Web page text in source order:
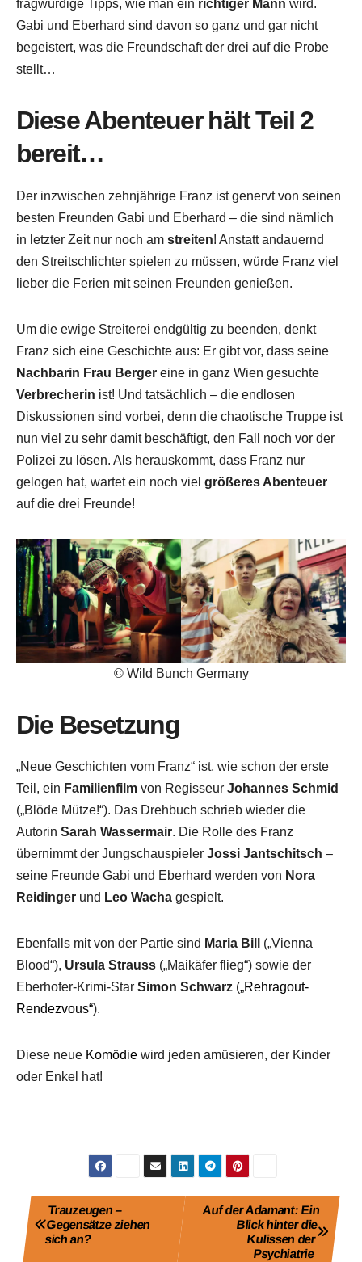
fragwürdige Tipps, wie man ein richtiger Mann wird.
Gabi und Eberhard sind davon so ganz und gar nicht
begeistert, was die Freundschaft der drei auf die Probe
stellt…
Diese Abenteuer hält Teil 2
bereit…
Der inzwischen zehnjährige Franz ist genervt von seinen
besten Freunden Gabi und Eberhard – die sind nämlich
in letzter Zeit nur noch am streiten! Anstatt andauernd
den Streitschlichter spielen zu müssen, würde Franz viel
lieber die Ferien mit seinen Freunden genießen.
Um die ewige Streiterei endgültig zu beenden, denkt
Franz sich eine Geschichte aus: Er gibt vor, dass seine
Nachbarin Frau Berger eine in ganz Wien gesuchte
Verbrecherin ist! Und tatsächlich – die endlosen
Diskussionen sind vorbei, denn die chaotische Truppe ist
nun viel zu sehr damit beschäftigt, den Fall noch vor der
Polizei zu lösen. Als herauskommt, dass Franz nur
gelogen hat, wartet ein noch viel größeres Abenteuer
auf die drei Freunde!
© Wild Bunch Germany
Die Besetzung
„Neue Geschichten vom Franz“ ist, wie schon der erste
Teil, ein Familienfilm von Regisseur Johannes Schmid
(„Blöde Mütze!“). Das Drehbuch schrieb wieder die
Autorin Sarah Wassermair. Die Rolle des Franz
übernimmt der Jungschauspieler Jossi Jantschitsch –
seine Freunde Gabi und Eberhard werden von Nora
Reidinger und Leo Wacha gespielt.
Ebenfalls mit von der Partie sind Maria Bill („Vienna
Blood“), Ursula Strauss („Maikäfer flieg“) sowie der
Eberhofer-Krimi-Star Simon Schwarz („Rehragout-
Rendezvous“).
Diese neue Komödie wird jeden amüsieren, der Kinder
oder Enkel hat!
BeitragsnavigationAuf der Adamant: Ein
Blick hinter die
Kulissen der
Psychiatrie
Trauzeugen –
Gegensätze ziehen
sich an?